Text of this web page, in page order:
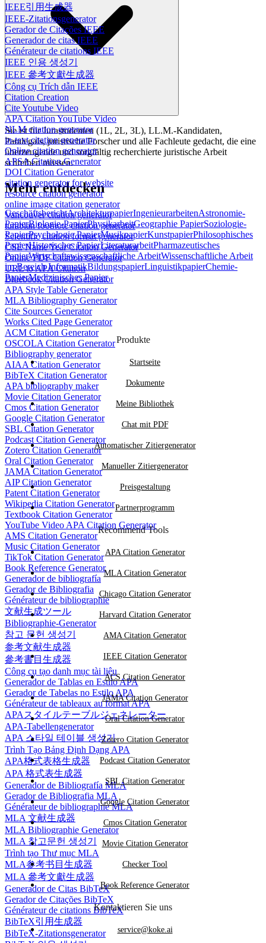
IEEE引用生成器
IEEE-Zitationsgenerator
Gerador de Citações IEEE
Generador de citas IEEE
Générateur de citations IEEE
IEEE 인용 생성기
IEEE 參考文獻生成器
Công cụ Trích dẫn IEEE
Citation Creation
Cite Youtube Video
APA Citation YouTube Video
NLM citation generator
in-text citation generator
Online citation generator
APSA Citation Generator
DOI Citation Generator
citation generator for website
resource citation generator
online image citation generator
Vancouver citation generator
turabian footnote citation generator
Scientific citation format generator
CSE Name Year Citation Generator
Online PDF Citation Generator
URL to APA Citation
Bluebook Citation Generator
APA Style Table Generator
MLA Bibliography Generator
Cite Sources Generator
Works Cited Page Generator
ACM Citation Generator
OSCOLA Citation Generator
Bibliography generator
AIAA Citation Generator
BibTeX Citation Generator
APA bibliography maker
Movie Citation Generator
Cmos Citation Generator
Google Citation Generator
SBL Citation Generator
Podcast Citation Generator
Zotero Citation Generator
Oral Citation Generator
JAMA Citation Generator
AIP Citation Generator
Patent Citation Generator
Wikipedia Citation Generator
Textbook Citation Generator
YouTube Video APA Citation Generator
AMS Citation Generator
Music Citation Generator
TikTok Citation Generator
Book Reference Generator
Generador de bibliografía
Gerador de Bibliografia
Générateur de bibliographie
文献生成ツール
Bibliographie-Generator
참고 문헌 생성기
参考文献生成器
參考書目生成器
Công cụ tạo danh mục tài liệu
Generador de Tablas en Estilo APA
Gerador de Tabelas no Estilo APA
Générateur de tableaux au format APA
APAスタイルテーブルジェネレーター
APA-Tabellengenerator
APA 스타일 테이블 생성기
Trình Tạo Bảng Định Dạng APA
APA格式表格生成器
APA 格式表生成器
Generador de Bibliografía MLA
Gerador de Bibliografia MLA
Générateur de bibliographie MLA
MLA 文献生成器
MLA Bibliographie Generator
MLA 참고문헌 생성기
Trình tạo Thư mục MLA
MLA参考书目生成器
MLA 參考文獻生成器
Generador de Citas BibTeX
Gerador de Citações BibTeX
Générateur de citations BibTeX
BibTeX引用生成器
BibTeX-Zitationsgenerator
Sie ist für Jurastudenten (1L, 2L, 3L), LL.M.-Kandidaten,
Paralegals, juristische Forscher und alle Fachleute gedacht, die eine
überzeugende und sorgfältig recherchierte juristische Arbeit
schreiben müssen.
Mehr entdecken
GeschäftsberichtArchitekturpapierIngenieurarbeitenAstronomie-
PapierBiologie-PapierPhysikarbeitGeographie PapierSoziologie-
PapierPsychologie PapierMusikpapierKunstpapierPhilosophisches
PapierHistorisches PapierLiteraturarbeitPharmazeutisches
PapierWirtschaftswissenschaftliche ArbeitWissenschaftliche Arbeit
im Bereich InformatikBildungspapierLinguistikpapierChemie-
PapierMedizinisches Papier
Produkte
Startseite
Dokumente
Meine Bibliothek
Chat mit PDF
Automatischer Zitiergenerator
Manueller Zitiergenerator
Preisgestaltung
Partnerprogramm
Recommend Tools
APA Citation Generator
MLA Citation Generator
Chicago Citation Generator
Harvard Citation Generator
AMA Citation Generator
IEEE Citation Generator
ACS Citation Generator
JAMA Citation Generator
Oral Citation Generator
Zotero Citation Generator
Podcast Citation Generator
SBL Citation Generator
Google Citation Generator
Cmos Citation Generator
Movie Citation Generator
Checker Tool
Book Reference Generator
Kontaktieren Sie uns
service@koke.ai